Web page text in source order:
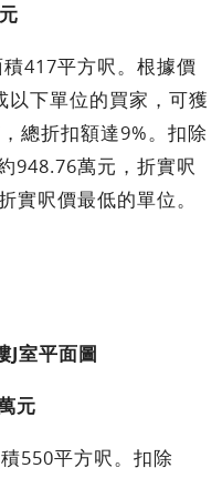
417平方呎。根據價
下單位的買家，可獲
總折扣額達9%。扣除
948.76萬元，折實呎
實呎價最低的單位。
J室平面圖
元
550平方呎。扣除